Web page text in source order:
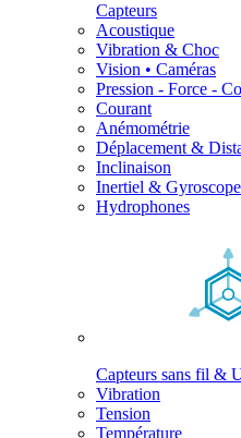
Capteurs
Acoustique
Vibration & Choc
Vision • Caméras
Pression - Force -
Courant
Anémométrie
Déplacement &
Inclinaison
Inertiel & Gyroscope
Hydrophones
Capteurs sans fil &
Vibration
Tension
Température